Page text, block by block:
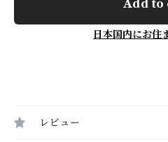
Add to
日本国内にお住
レビュー